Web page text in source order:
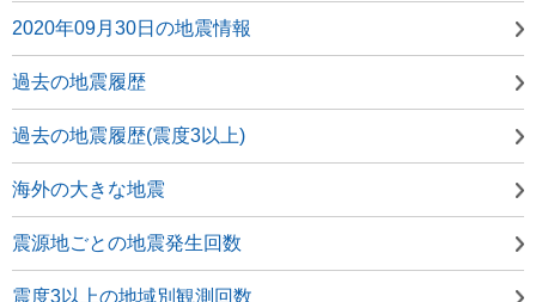
2020年09月30日の地震情報
過去の地震履歴
過去の地震履歴(震度3以上)
海外の大きな地震
震源地ごとの地震発生回数
震度3以上の地域別観測回数